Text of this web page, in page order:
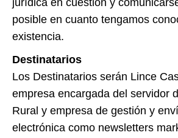
jurídica en cuestión y
posible en cuanto tengamos
existencia.
Destinatarios
Los Destinatarios serán Lince
empresa encargada del servidor
Rural y empresa de gestión y
electrónica como newsletters